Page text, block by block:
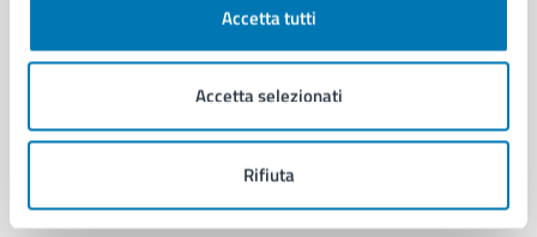
Accetta tutti
Accetta selezionati
Rifiuta
Enti e fondazioni
Personale amministrativo
Intranet, posta aziendale e protocollo